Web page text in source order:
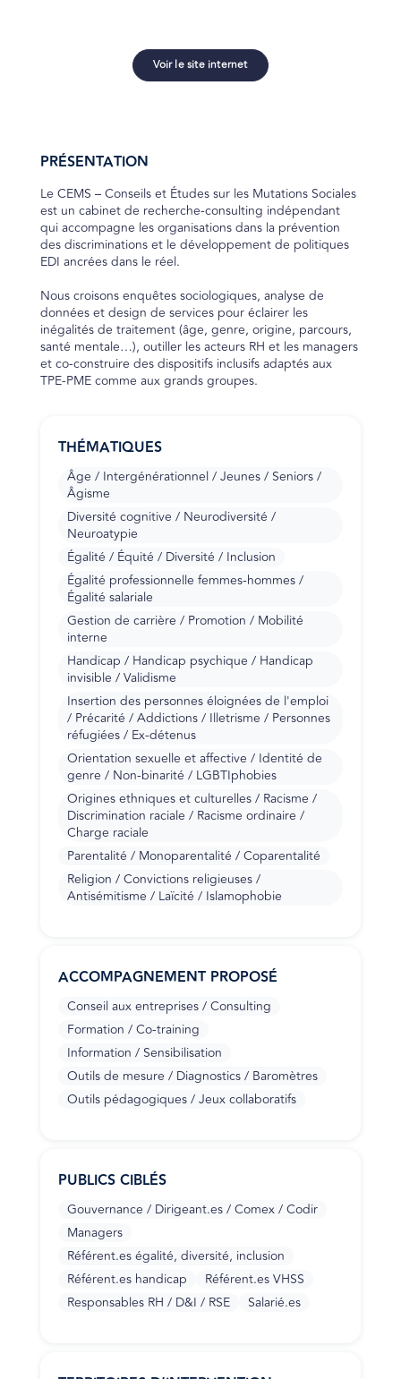
Voir le site internet
PRÉSENTATION
Le CEMS – Conseils et Études sur les Mutations Sociales
est un cabinet de recherche-consulting indépendant
qui accompagne les organisations dans la prévention
des discriminations et le développement de politiques
EDI ancrées dans le réel.
Nous croisons enquêtes sociologiques, analyse de
données et design de services pour éclairer les
inégalités de traitement (âge, genre, origine, parcours,
santé mentale…), outiller les acteurs RH et les managers
et co-construire des dispositifs inclusifs adaptés aux
TPE-PME comme aux grands groupes.
THÉMATIQUES
Âge / Intergénérationnel / Jeunes / Seniors /
Âgisme
Diversité cognitive / Neurodiversité /
Neuroatypie
Égalité / Équité / Diversité / Inclusion
Égalité professionnelle femmes-hommes /
Égalité salariale
Gestion de carrière / Promotion / Mobilité
interne
Handicap / Handicap psychique / Handicap
invisible / Validisme
Insertion des personnes éloignées de l'emploi
/ Précarité / Addictions / Illetrisme / Personnes
réfugiées / Ex-détenus
Orientation sexuelle et affective / Identité de
genre / Non-binarité / LGBTIphobies
Origines ethniques et culturelles / Racisme /
Discrimination raciale / Racisme ordinaire /
Charge raciale
Parentalité / Monoparentalité / Coparentalité
Religion / Convictions religieuses /
Antisémitisme / Laïcité / Islamophobie
ACCOMPAGNEMENT PROPOSÉ
Conseil aux entreprises / Consulting
Formation / Co-training
Information / Sensibilisation
Outils de mesure / Diagnostics / Baromètres
Outils pédagogiques / Jeux collaboratifs
PUBLICS CIBLÉS
Gouvernance / Dirigeant.es / Comex / Codir
Managers
Référent.es égalité, diversité, inclusion
Référent.es handicap
Référent.es VHSS
Responsables RH / D&I / RSE
Salarié.es